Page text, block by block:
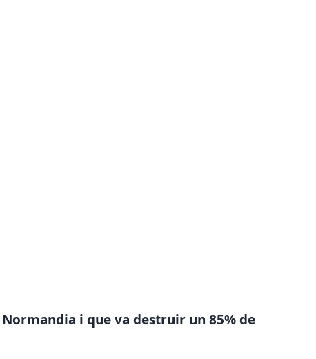
i que va destruir un 85% de